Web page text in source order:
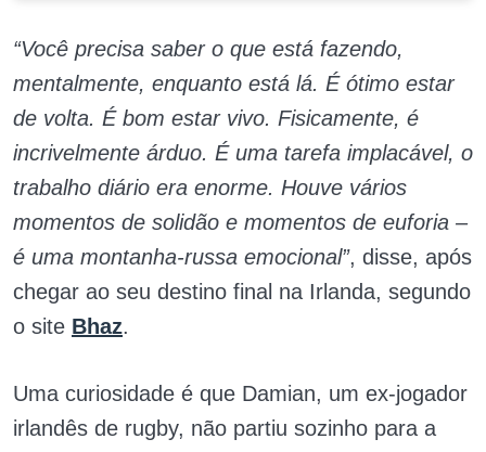
“Você precisa saber o que está fazendo,
mentalmente, enquanto está lá. É ótimo estar
de volta. É bom estar vivo. Fisicamente, é
incrivelmente árduo. É uma tarefa implacável, o
trabalho diário era enorme. Houve vários
momentos de solidão e momentos de euforia –
é uma montanha-russa emocional”, disse, após
chegar ao seu destino final na Irlanda, segundo
o site Bhaz.
Uma curiosidade é que Damian, um ex-jogador
irlandês de rugby, não partiu sozinho para a